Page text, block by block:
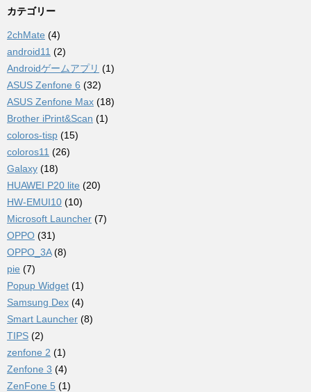
カテゴリー
2chMate (4)
android11 (2)
Androidゲームアプリ (1)
ASUS Zenfone 6 (32)
ASUS Zenfone Max (18)
Brother iPrint&Scan (1)
coloros-tisp (15)
coloros11 (26)
Galaxy (18)
HUAWEI P20 lite (20)
HW-EMUI10 (10)
Microsoft Launcher (7)
OPPO (31)
OPPO_3A(8)
pie (7)
Popup Widget (1)
Samsung Dex (4)
Smart Launcher (8)
TIPS (2)
zenfone 2 (1)
Zenfone 3 (4)
ZenFone 5 (1)